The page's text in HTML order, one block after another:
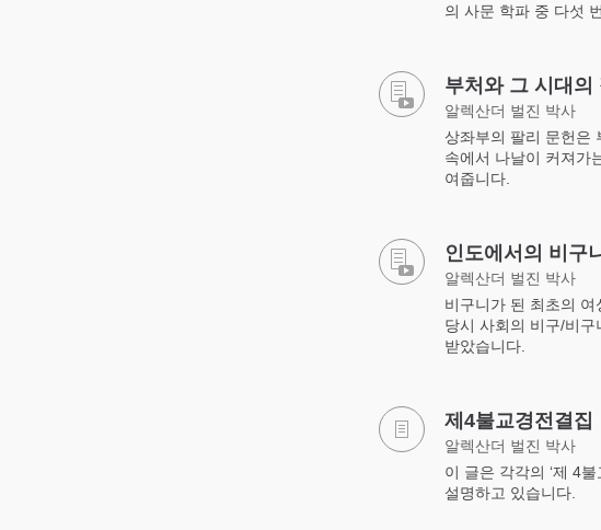
의 사문 학파 중 다섯
부처와 그 시대의
알렉산더 벌진 박사
상좌부의 팔리 문헌은
속에서 나날이 커져가
여줍니다.
인도에서의 비구
알렉산더 벌진 박사
비구니가 된 최초의
당시 사회의 비구/비
받았습니다.
제4불교경전결집
알렉산더 벌진 박사
이 글은 각각의 ‘제 4
설명하고 있습니다.